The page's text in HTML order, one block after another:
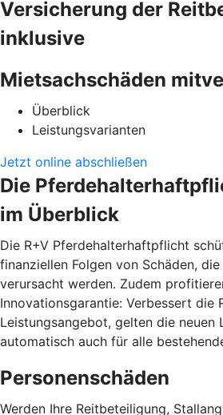
Versicherung der
inklusive
Mietsachschäden
Überblick
Leistungsvarianten
Jetzt online abschließen
Die
im Überblick
Die R+V Pferdehalterhaftpflicht
finanziellen Folgen von Schäden,
verursacht werden. Zudem
Innovationsgarantie: Verbessert die
Leistungsangebot, gelten die neuen
automatisch auch für alle
Personenschäden
Werden Ihre Reitbeteiligung,